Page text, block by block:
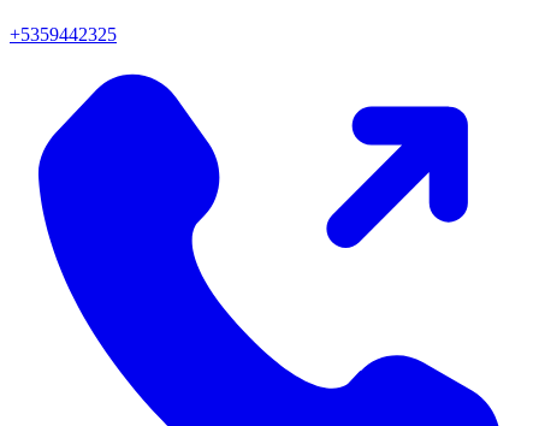
+5359442325